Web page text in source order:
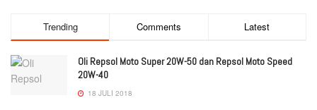
Trending Comments Latest
Oli Repsol Moto Super 20W-50 dan Repsol Moto Speed
20W-40
18 JULI 2018